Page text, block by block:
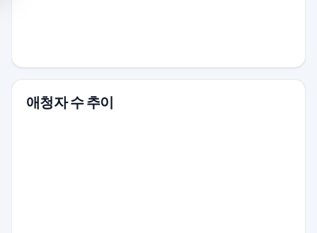
애청자 수 추이